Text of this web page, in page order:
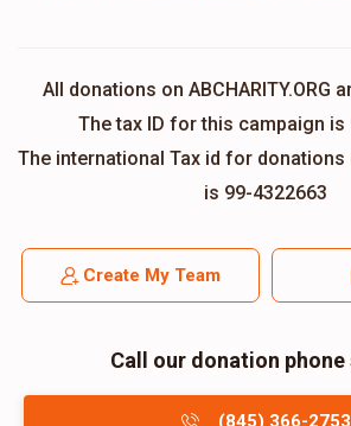
All donations on ABCHARITY.ORG
The tax ID for this campaign is
The international Tax id for
is 99-4322663
Create My Team
Call our donation phone
(845) 366-2753